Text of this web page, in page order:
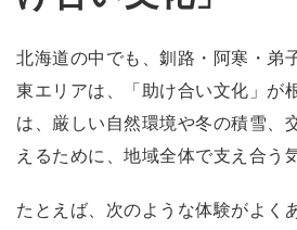
北海道の中でも、釧路・阿寒・弟
東エリアは、「助け合い文化」が
は、厳しい自然環境や冬の積雪、
えるために、地域全体で支え合う
たとえば、次のような体験がよく